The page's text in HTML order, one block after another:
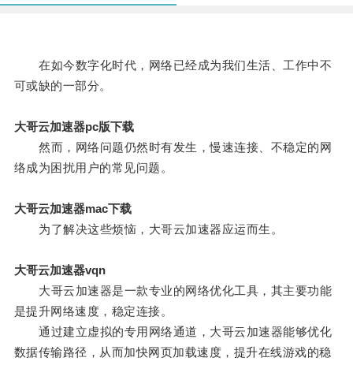
在如今数字化时代，网络已经成为我们生活、工作中不
可或缺的一部分。
大哥云加速器pc版下载
然而，网络问题仍然时有发生，慢速连接、不稳定的网
络成为困扰用户的常见问题。
大哥云加速器mac下载
为了解决这些烦恼，大哥云加速器应运而生。
大哥云加速器vqn
大哥云加速器是一款专业的网络优化工具，其主要功能
是提升网络速度，稳定连接。
通过建立虚拟的专用网络通道，大哥云加速器能够优化
数据传输路径，从而加快网页加载速度，提升在线游戏的稳